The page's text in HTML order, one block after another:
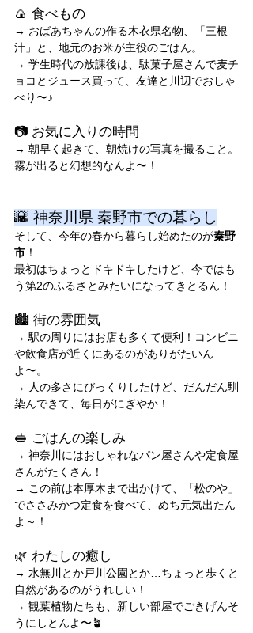
🍙 食べもの
→ おばあちゃんの作る木衣県名物、「三根
汁」と、地元のお米が主役のごはん。
→ 学生時代の放課後は、駄菓子屋さんで麦チ
ョコとジュース買って、友達と川辺でおしゃ
べり〜♪
📷 お気に入りの時間
→ 朝早く起きて、朝焼けの写真を撮ること。
霧が出ると幻想的なんよ〜！
🌇 神奈川県 秦野市での暮らし
そして、今年の春から暮らし始めたのが秦野
市 ！
最初はちょっとドキドキしたけど、今ではも
う第2のふるさとみたいになってきとるん！
🏙️ 街の雰囲気
→ 駅の周りにはお店も多くて便利！コンビニ
や飲食店が近くにあるのがありがたいん
よ〜。
→ 人の多さにびっくりしたけど、だんだん馴
染んできて、毎日がにぎやか！
🥪 ごはんの楽しみ
→ 神奈川にはおしゃれなパン屋さんや定食屋
さんがたくさん！
→ この前は本厚木まで出かけて、「松のや」
でささみかつ定食を食べて、めち元気出たん
よ～！
🌿 わたしの癒し
→ 水無川とか戸川公園とか…ちょっと歩くと
自然があるのがうれしい！
→ 観葉植物たちも、新しい部屋でごきげんそ
うにしとんよ〜🪴